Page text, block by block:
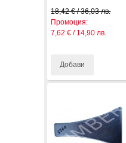
18,42 € / 36,03 лв.
Промоция:
7,62 € / 14,90 лв.
Добави